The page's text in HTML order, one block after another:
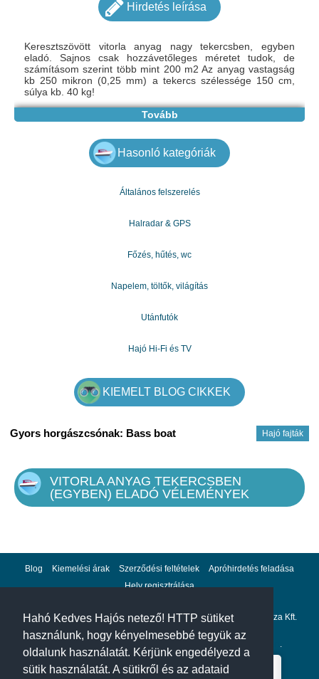
Hahó Kedves Hajós netező! HTTP sütiket
használunk, hogy kényelmesebbé tegyük az
oldalunk használatát. Kérjünk engedélyezd a
sütik használatát. A sütikről és az adataid
Hirdetés leírása
Keresztszövött vitorla anyag nagy tekercsben, egyben
eladó. Sajnos csak hozzávetőleges méretet tudok, de
számításom szerint több mint 200 m2 Az anyag vastagság
kb 250 mikron (0,25 mm) a tekercs szélessége 150 cm,
súlya kb. 40 kg!
Tovább
Hasonló kategóriák
Általános felszerelés
Halradar & GPS
Főzés, hűtés, wc
Napelem, töltők, világítás
Utánfutók
Hajó Hi-Fi és TV
KIEMELT BLOG CIKKEK
Hajó fajták
Gyors horgászcsónak: Bass boat
VITORLA ANYAG TEKERCSBEN
(EGYBEN) ELADÓ VÉLEMÉNYEK
Blog Kiemelési árak Szerződési feltételek
Apróhirdetés feladása
Hely regisztrálása
Adatvédelem Impresszum A hahohajo.hu kiadója a GlobalPlaza Kft.
A hahohajo.hu online bankkártyás fizetési partnere az .